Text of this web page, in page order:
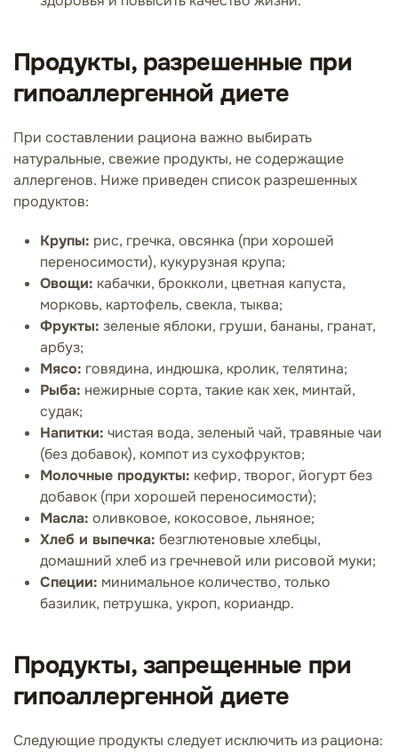
Продукты, разрешенные при
гипоаллергенной диете
При составлении рациона важно выбирать
натуральные, свежие продукты, не содержащие
аллергенов. Ниже приведен список разрешенных
продуктов:
Крупы: рис, гречка, овсянка (при хорошей
переносимости), кукурузная крупа;
Овощи: кабачки, брокколи, цветная капуста,
морковь, картофель, свекла, тыква;
Фрукты: зеленые яблоки, груши, бананы, гранат,
арбуз;
Мясо: говядина, индюшка, кролик, телятина;
Рыба: нежирные сорта, такие как хек, минтай,
судак;
Напитки: чистая вода, зеленый чай, травяные чаи
(без добавок), компот из сухофруктов;
Молочные продукты: кефир, творог, йогурт без
добавок (при хорошей переносимости);
Масла: оливковое, кокосовое, льняное;
Хлеб и выпечка: безглютеновые хлебцы,
домашний хлеб из гречневой или рисовой муки;
Специи: минимальное количество, только
базилик, петрушка, укроп, кориандр.
Продукты, запрещенные при
гипоаллергенной диете
Следующие продукты следует исключить из рациона: